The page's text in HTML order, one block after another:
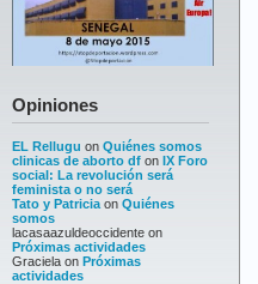
Opiniones
EL Rellugu on Quiénes somos
clinicas de aborto df on IX Foro
social: La revolución será
feminista o no será
Tato y Patricia on Quiénes
somos
lacasaazuldeoccidente on
Próximas actividades
Graciela on Próximas
actividades